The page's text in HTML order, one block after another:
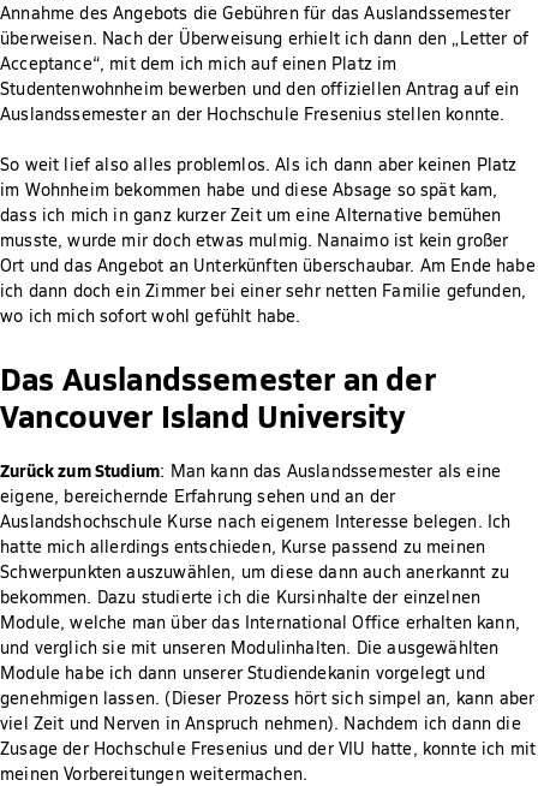
Annahme des Angebots die Gebühren für das Auslandssemester
überweisen. Nach der Überweisung erhielt ich dann den „Letter of
Acceptance“, mit dem ich mich auf einen Platz im
Studentenwohnheim bewerben und den offiziellen Antrag auf ein
Auslandssemester an der Hochschule Fresenius stellen konnte.
So weit lief also alles problemlos. Als ich dann aber keinen Platz
im Wohnheim bekommen habe und diese Absage so spät kam,
dass ich mich in ganz kurzer Zeit um eine Alternative bemühen
musste, wurde mir doch etwas mulmig. Nanaimo ist kein großer
Ort und das Angebot an Unterkünften überschaubar. Am Ende habe
ich dann doch ein Zimmer bei einer sehr netten Familie gefunden,
wo ich mich sofort wohl gefühlt habe.
Das Auslandssemester an der
Vancouver Island University
Zurück zum Studium: Man kann das Auslandssemester als eine
eigene, bereichernde Erfahrung sehen und an der
Auslandshochschule Kurse nach eigenem Interesse belegen. Ich
hatte mich allerdings entschieden, Kurse passend zu meinen
Schwerpunkten auszuwählen, um diese dann auch anerkannt zu
bekommen. Dazu studierte ich die Kursinhalte der einzelnen
Module, welche man über das International Office erhalten kann,
und verglich sie mit unseren Modulinhalten. Die ausgewählten
Module habe ich dann unserer Studiendekanin vorgelegt und
genehmigen lassen. (Dieser Prozess hört sich simpel an, kann aber
viel Zeit und Nerven in Anspruch nehmen). Nachdem ich dann die
Zusage der Hochschule Fresenius und der VIU hatte, konnte ich mit
meinen Vorbereitungen weitermachen.